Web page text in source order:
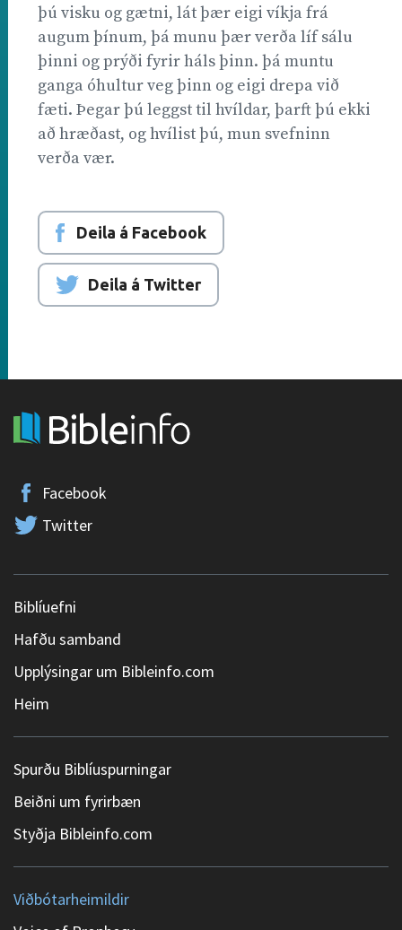
þú visku og gætni, lát þær eigi víkja frá
augum þínum, þá munu þær verða líf sálu
þinni og prýði fyrir háls þinn. þá muntu
ganga óhultur veg þinn og eigi drepa við
fæti. Þegar þú leggst til hvíldar, þarft þú ekki
að hræðast, og hvílist þú, mun svefninn
verða vær.
Deila á Facebook
Deila á Twitter
Facebook
Twitter
Biblíuefni
Hafðu samband
Upplýsingar um Bibleinfo.com
Heim
Spurðu Biblíuspurningar
Beiðni um fyrirbæn
Styðja Bibleinfo.com
Viðbótarheimildir